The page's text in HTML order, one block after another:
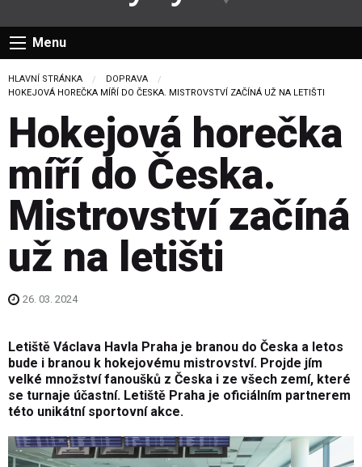
Menu
HLAVNÍ STRÁNKA
DOPRAVA
CURRENT:
HOKEJOVÁ HOREČKA MÍŘÍ DO ČESKA. MISTROVSTVÍ ZAČÍNÁ UŽ NA LETIŠTI
Hokejová horečka
míří do Česka.
Mistrovství začíná
už na letišti
26. 03. 2024
Letiště Václava Havla Praha je branou do Česka a letos
bude i branou k hokejovému mistrovství. Projde jím
velké množství fanoušků z Česka i ze všech zemí, které
se turnaje účastní. Letiště Praha je oficiálním partnerem
této unikátní sportovní akce.